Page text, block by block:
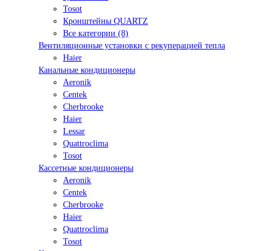
Tosot
Кронштейны QUARTZ
Все категории (8)
Вентиляционные установки с рекуперацией тепла
Haier
Канальные кондиционеры
Aeronik
Centek
Cherbrooke
Haier
Lessar
Quattroclima
Tosot
Кассетные кондиционеры
Aeronik
Centek
Cherbrooke
Haier
Quattroclima
Tosot